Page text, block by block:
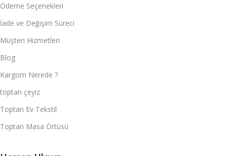
Ödeme Seçenekleri
İade ve Değişim Süreci
Müşteri Hizmetleri
Blog
Kargom Nerede ?
toptan çeyiz
Toptan Ev Tekstil
Toptan Masa Örtüsü